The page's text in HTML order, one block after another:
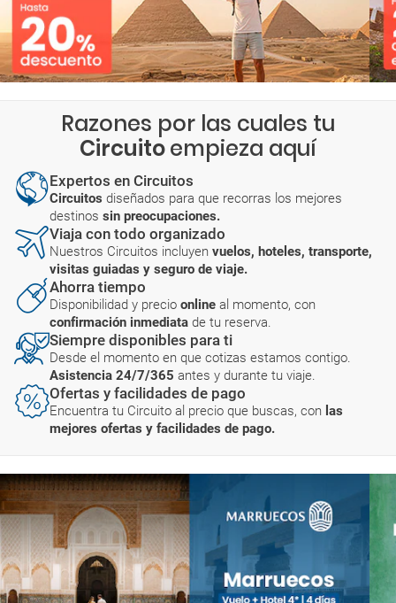
Razones por las cuales tu
Circuitoempieza aquí
Expertos en Circuitos
Circuitos diseñados para que recorras los mejores
destinos sin preocupaciones.
Viaja con todo organizado
Nuestros Circuitos incluyen vuelos, hoteles, transporte,
visitas guiadas y seguro de viaje.
Ahorra tiempo
Disponibilidad y precio online al momento, con
confirmación inmediata de tu reserva.
Siempre disponibles para ti
Desde el momento en que cotizas estamos contigo.
Asistencia 24/7/365 antes y durante tu viaje.
Ofertas y facilidades de pago
Encuentra tu Circuito al precio que buscas, con las
mejores ofertas y facilidades de pago.